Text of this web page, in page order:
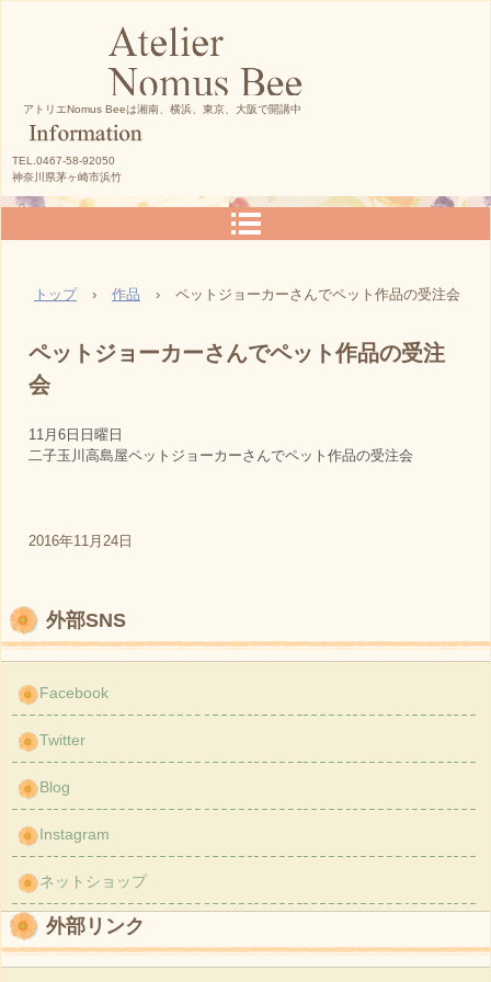
アトリエNomus Beeは湘南、横浜、東京、大阪で開講中
TEL.0467-58-92050
神奈川県茅ヶ崎市浜竹
トップ › 作品 › ペットジョーカーさんでペット作品の受注会
ペットジョーカーさんでペット作品の受注
会
11月6日日曜日
二子玉川高島屋ペットジョーカーさんでペット作品の受注会
2016年11月24日
外部SNS
Facebook
Twitter
Blog
Instagram
ネットショップ
外部リンク